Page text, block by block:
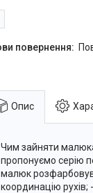
Опис
Чим зайняти
пропонуємо серію
малюк
координацію